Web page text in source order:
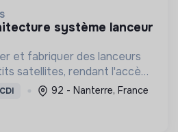
et fabriquer des lanceurs
satellites, rendant l'accès
et agile grâce à des
et l'impression 3D.
CDI 92 - Nanterre, France